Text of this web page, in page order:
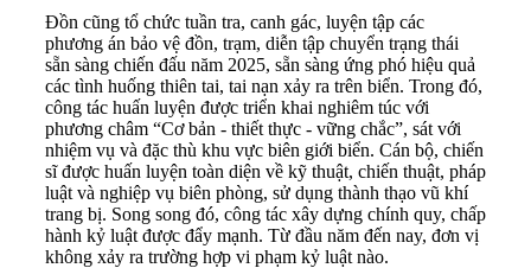
Đồn cũng tổ chức tuần tra, canh gác, luyện tập các
phương án bảo vệ đồn, trạm, diễn tập chuyển trạng thái
sẵn sàng chiến đấu năm 2025, sẵn sàng ứng phó hiệu quả
các tình huống thiên tai, tai nạn xảy ra trên biển. Trong đó,
công tác huấn luyện được triển khai nghiêm túc với
phương châm “Cơ bản - thiết thực - vững chắc”, sát với
nhiệm vụ và đặc thù khu vực biên giới biển. Cán bộ, chiến
sĩ được huấn luyện toàn diện về kỹ thuật, chiến thuật, pháp
luật và nghiệp vụ biên phòng, sử dụng thành thạo vũ khí
trang bị. Song song đó, công tác xây dựng chính quy, chấp
hành kỷ luật được đẩy mạnh. Từ đầu năm đến nay, đơn vị
không xảy ra trường hợp vi phạm kỷ luật nào.